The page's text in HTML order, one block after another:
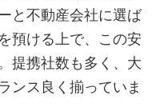
と不動産会社に選ば
預ける上で、この安
提携社数も多く、大
ンス良く揃っていま